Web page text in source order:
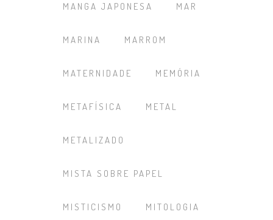
MANGA JAPONESA MAR
MARINA MARROM
MATERNIDADE MEMÓRIA
METAFÍSICA METAL
METALIZADO
MISTA SOBRE PAPEL
MISTICISMO MITOLOGIA